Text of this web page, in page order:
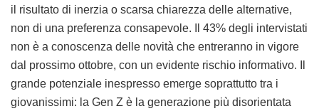
il risultato di inerzia o scarsa chiarezza delle alternative,
non di una preferenza consapevole. Il 43% degli intervistati
non è a conoscenza delle novità che entreranno in vigore
dal prossimo ottobre, con un evidente rischio informativo. Il
grande potenziale inespresso emerge soprattutto tra i
giovanissimi: la Gen Z è la generazione più disorientata